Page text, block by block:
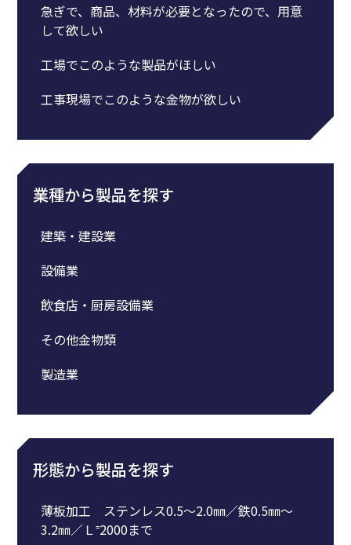
急ぎで、商品、材料が必要となったので、用意
して欲しい
工場でこのような製品がほしい
工事現場でこのような金物が欲しい
業種から製品を探す
建築・建設業
設備業
飲食店・厨房設備業
その他金物類
製造業
形態から製品を探す
薄板加工 ステンレス0.5～2.0㎜／鉄0.5㎜～
3.2㎜／Ｌ⁼2000まで